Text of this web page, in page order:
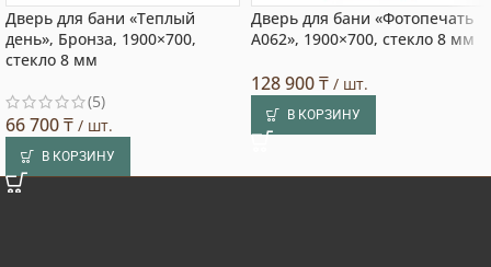
Дверь для бани «Теплый
день», Бронза, 1900×700,
стекло 8 мм
(5)
66 700₸ / шт.
В КОРЗИНУ
Дверь для бани «Фотопечать
А062», 1900×700, стекло 8 мм
128 900₸ / шт.
В КОРЗИНУ